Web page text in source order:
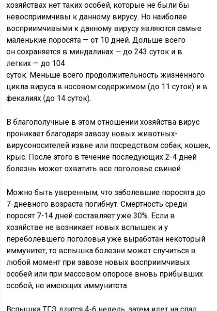
хозяйствах нет таких особей, которые не были бы
невосприимчивы к данному вирусу. Но наиболее
восприимчивыми к данному вирусу являются самые
маленькие поросята — от 10 дней. Дольше всего
он сохраняется в миндалинах — до 243 суток и в
легких — до 104
суток. Меньше всего продолжительность жизненного
цикла вируса в носовом содержимом (до 11 суток) и в
фекалиях (до 14 суток).
В благополучные в этом отношении хозяйства вирус
проникает благодаря завозу новых животных-
вирусоносителей извне или посредством собак, кошек,
крыс. После этого в течение последующих 2-4 дней
болезнь может охватить все поголовье свиней.
Можно быть уверенным, что заболевшие поросята до
7-дневного возраста погибнут. Смертность среди
поросят 7-14 дней составляет уже 30%. Если в
хозяйстве не возникает новых вспышек и у
переболевшего поголовья уже выработан некоторый
иммунитет, то вспышка болезни может случиться в
любой момент при завозе новых восприимчивых
особей или при массовом опоросе вновь прибывших
особей, не имеющих иммунитета.